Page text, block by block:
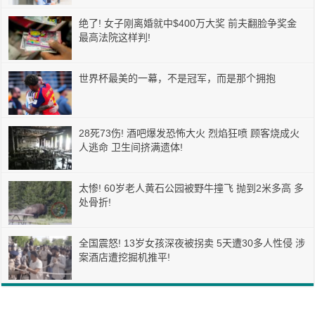
绝了! 女子刚离婚就中$400万大奖 前夫翻脸争奖金
最高法院这样判!
世界杯最美的一幕，不是冠军，而是那个拥抱
28死73伤! 酒吧爆发恐怖大火 烈焰狂喷 顾客烧成火
人逃命 卫生间挤满遗体!
太惨! 60岁老人黄石公园被野牛撞飞 抛到2米多高 多
处骨折!
全国震怒! 13岁女孩深夜被拐卖 5天遭30多人性侵 涉
案酒店遭挖掘机推平!